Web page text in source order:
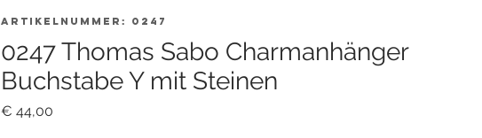
Artikelnummer: 0247
0247 Thomas Sabo Charmanhänger
Buchstabe Y mit Steinen
€ 44,00